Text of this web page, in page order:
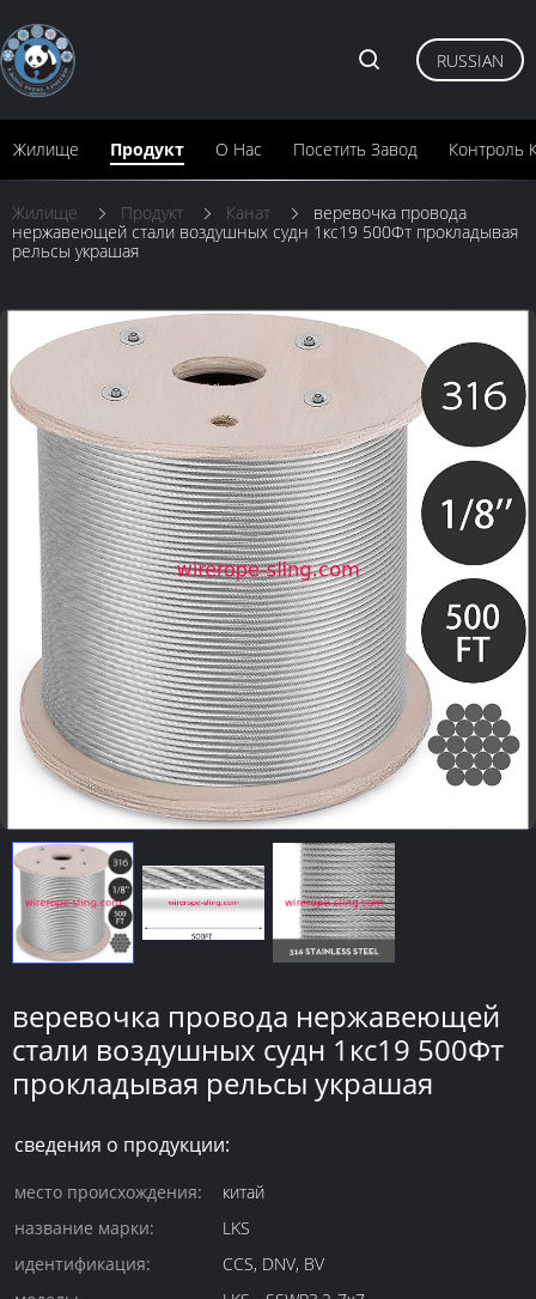
Жилище Продукт О Нас Посетить Завод Контроль
RUSSIAN
Жилище Продукт Канат
веревочка провода
нержавеющей стали воздушных судн 1кс19 500Фт прокладывая
рельсы украшая
веревочка провода нержавеющей
стали воздушных судн 1кс19 500Фт
прокладывая рельсы украшая
сведения о продукции:
место происхождения:
китай
название марки:
LKS
идентификация:
CCS, DNV, BV